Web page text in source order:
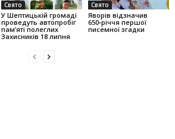
Свято
У Шептицькій громаді
проведуть автопробіг
пам’яті полеглих
Захисників 18 липня
Свято
Яворів відзначив
650‑річчя першої
писемної згадки